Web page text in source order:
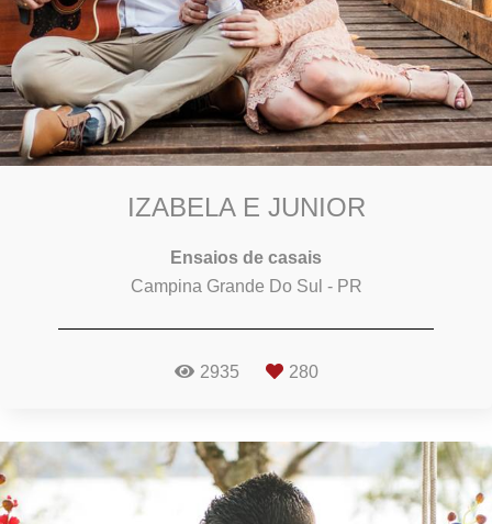
IZABELA E JUNIOR
Ensaios de casais
Campina Grande Do Sul - PR
2935 280